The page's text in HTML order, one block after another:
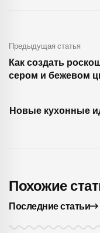
Предыдущая статья
Как создать
сером и бежевом
Новые кухонные
Похожие
Последние статьи